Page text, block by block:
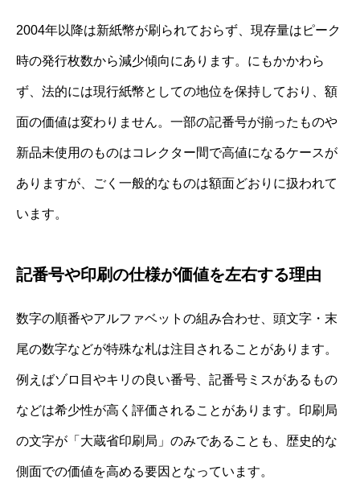
2004年以降は新紙幣が刷られておらず、現存量はピーク
時の発行枚数から減少傾向にあります。にもかかわら
ず、法的には現行紙幣としての地位を保持しており、額
面の価値は変わりません。一部の記番号が揃ったものや
新品未使用のものはコレクター間で高値になるケースが
ありますが、ごく一般的なものは額面どおりに扱われて
います。
記番号や印刷の仕様が価値を左右する理由
数字の順番やアルファベットの組み合わせ、頭文字・末
尾の数字などが特殊な札は注目されることがあります。
例えばゾロ目やキリの良い番号、記番号ミスがあるもの
などは希少性が高く評価されることがあります。印刷局
の文字が「大蔵省印刷局」のみであることも、歴史的な
側面での価値を高める要因となっています。